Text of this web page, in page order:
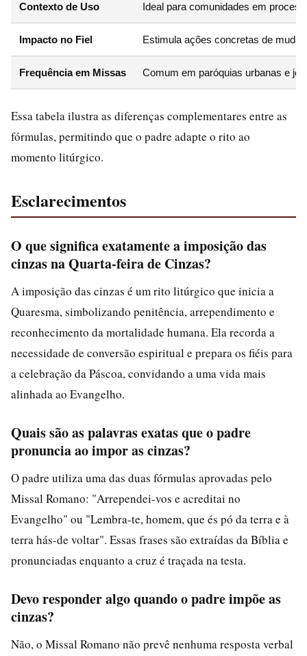
Contexto de Uso Ideal para comunidades em
Impacto no Fiel Estimula ações concretas de
Frequência em Missas Comum em paróquias urbanas e
Essa tabela ilustra as diferenças complementares entre as
fórmulas, permitindo que o padre adapte o rito ao
momento litúrgico.
Esclarecimentos
O que significa exatamente a imposição das
cinzas na Quarta-feira de Cinzas?
A imposição das cinzas é um rito litúrgico que inicia a
Quaresma, simbolizando penitência, arrependimento e
reconhecimento da mortalidade humana. Ela recorda a
necessidade de conversão espiritual e prepara os fiéis para
a celebração da Páscoa, convidando a uma vida mais
alinhada ao Evangelho.
Quais são as palavras exatas que o padre
pronuncia ao impor as cinzas?
O padre utiliza uma das duas fórmulas aprovadas pelo
Missal Romano: "Arrependei-vos e acreditai no
Evangelho" ou "Lembra-te, homem, que és pó da terra e à
terra hás-de voltar". Essas frases são extraídas da Bíblia e
pronunciadas enquanto a cruz é traçada na testa.
Devo responder algo quando o padre impõe as
cinzas?
Não, o Missal Romano não prevê nenhuma resposta verbal